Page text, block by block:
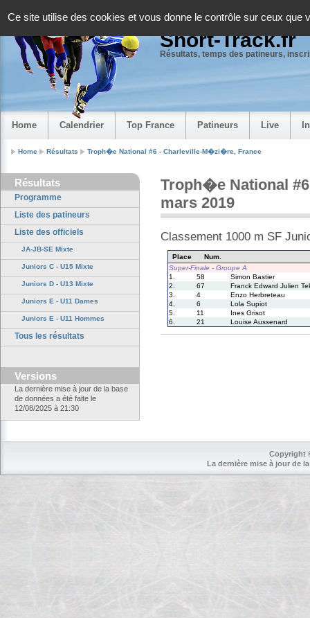
Ce site utilise des cookies et vous donne le contrôle sur ceux que
Short-Track.fr
Résultats, temps des patineurs,
Home Calendrier Top France Patineurs Live
Home Résultats Troph�e National #6 - Charleville-M�zi�re, France
Résultats
Programme
Liste des patineurs
Liste des officiels
JA-JB-SE Mixte
Juniors C - U15 Mixte
Juniors D - U13 Mixte
Juniors E - U11 Dames
Juniors E - U11 Hommes
Tous les résultats
Versions
La dernière mise à jour de la base
de données a été faite le
12/08/2025 à 21:30
Troph�e National
mars 2019
Classement 1000 m SF
Place
Num.
Super-Finale - Groupe A
1.
58
Simon Bastier
2.
67
Franck Edward Julien
3.
4
Enzo Herbreteau
4.
6
Lola Supiot
5.
11
Ines Grisot
6.
21 Louise Aussenard
Copyright
La dernière mise à jour de